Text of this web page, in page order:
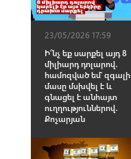
23/05/2026 17:59
Ի՞նչ եք սարքել այդ 8
միլիարդ դոլարով․
համոզված եմ՝ զգալի
մասը մսխվել է և
գնացել է անհայտ
ուղղություններով․
Քոչարյան